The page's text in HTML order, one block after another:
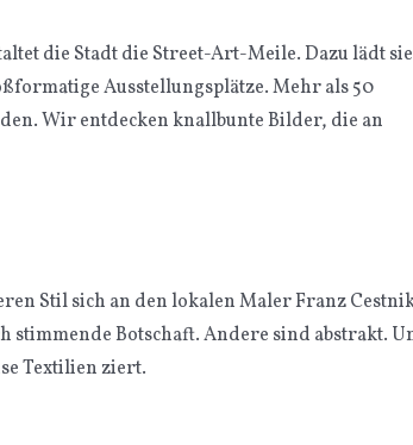
die Stadt die Street-Art-Meile. Dazu lädt sie
Ausstellungsplätze. Mehr als 50
Wir entdecken knallbunte Bilder, die an
Stil sich an den lokalen Maler Franz
Botschaft. Andere sind abstrakt.
Textilien ziert.